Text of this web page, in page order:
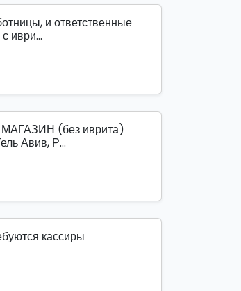
и ответственные
иври...
(без иврита)
Авив, Р...
кассиры